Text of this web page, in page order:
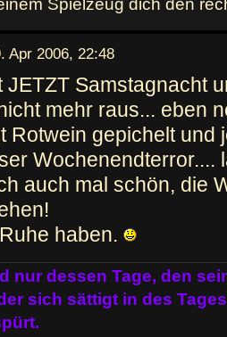
Spielzeug dich den
Apr 2006, 22:48
JETZT Samstagnacht
mehr raus... eben
Rotwein gepichelt und
Wochenendterror....
auch mal schön, die
haben.
nur dessen Tage, den
sich sättigt in des